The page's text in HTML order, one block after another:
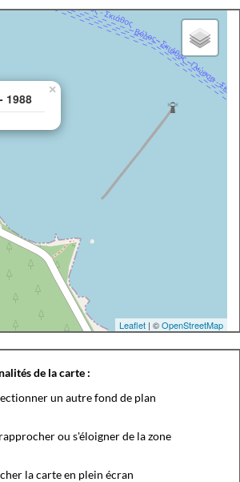
1988
×
Leaflet| ©OpenStreetMap
de la carte :
un autre fond de plan
ou s'éloigner de la zone
la carte en plein écran